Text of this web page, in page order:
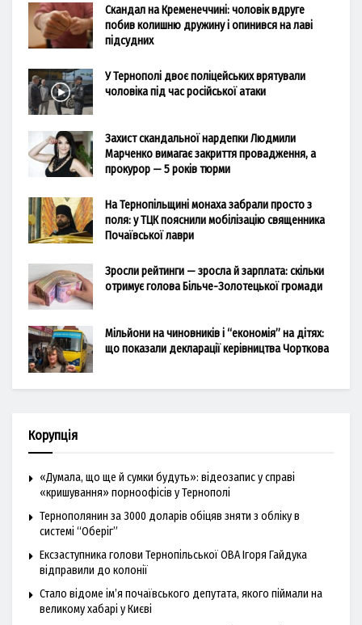
Скандал на Кременеччині: чоловік вдруге
побив колишню дружину і опинився на лаві
підсудних
У Тернополі двоє поліцейських врятували
чоловіка під час російської атаки
Захист скандальної нардепки Людмили
Марченко вимагає закриття провадження, а
прокурор — 5 років тюрми
На Тернопільщині монаха забрали просто з
поля: у ТЦК пояснили мобілізацію священника
Почаївської лаври
Зросли рейтинги — зросла й зарплата: скільки
отримує голова Більче-Золотецької громади
Мільйони на чиновників і “економія” на дітях:
що показали декларації керівництва Чорткова
Корупція
«Думала, що ще й сумки будуть»: відеозапис у справі
«кришування» порноофісів у Тернополі
Тернополянин за 3000 доларів обіцяв зняти з обліку в
системі “Оберіг”
Ексзаступника голови Тернопільської ОВА Ігоря Гайдука
відправили до колонії
Стало відоме ім’я почаївського депутата, якого піймали на
великому хабарі у Києві